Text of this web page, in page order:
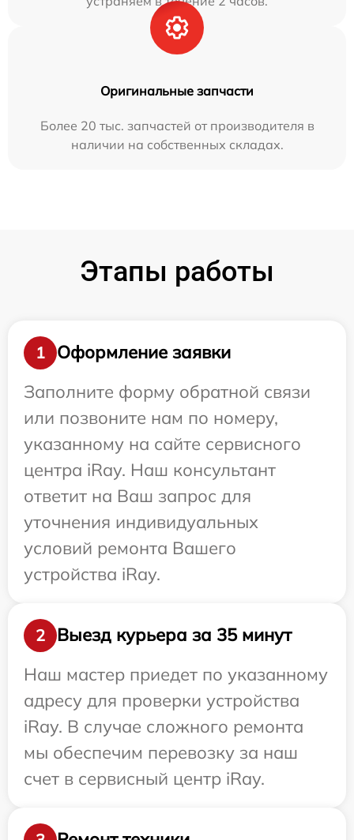
Оригинальные запчасти
Более 20 тыс. запчастей от производителя в
наличии на собственных складах.
Этапы работы
1
Оформление заявки
Заполните форму обратной связи
или позвоните нам по номеру,
указанному на сайте сервисного
центра iRay. Наш консультант
ответит на Ваш запрос для
уточнения индивидуальных
условий ремонта Вашего
устройства iRay.
2
Выезд курьера за 35 минут
Наш мастер приедет по указанному
адресу для проверки устройства
iRay. В случае сложного ремонта
мы обеспечим перевозку за наш
счет в сервисный центр iRay.